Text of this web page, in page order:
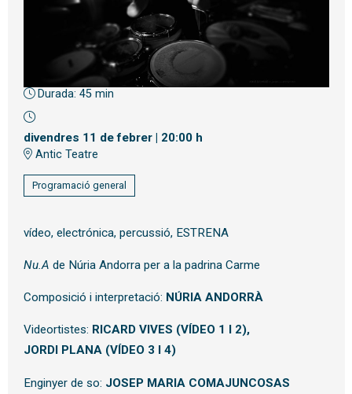
Diapositiva 1 de 1
Durada: 45 min
divendres 11 de febrer| 20:00 h
Antic Teatre
Programació general
vídeo, electrónica, percussió, ESTRENA
Nu.A de Núria Andorra per a la padrina Carme
Composició i interpretació: NÚRIA ANDORRÀ
Videortistes: RICARD VIVES (VÍDEO 1 I 2),
JORDI PLANA (VÍDEO 3 I 4)
Enginyer de so: JOSEP MARIA COMAJUNCOSAS